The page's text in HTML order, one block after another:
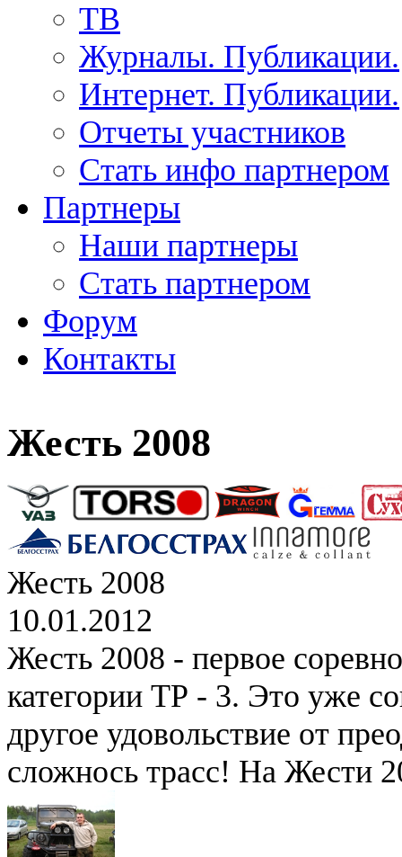
ТВ
Журналы. Публикации.
Интернет. Публикации.
Отчеты участников
Стать инфо партнером
Партнеры
Наши партнеры
Стать партнером
Форум
Контакты
Жесть 2008
Жесть 2008
10.01.2012
Жесть 2008 - первое
категории ТР - 3. Это уже
другое удовольствие от
сложнось трасс! На Жести